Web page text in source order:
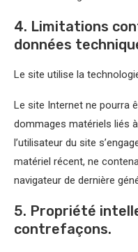
4. Limitations
données
Le site utilise la
Le site Internet ne pourra
dommages matériels liés
l’utilisateur du site
matériel récent, ne
navigateur de dernière
5. Propriété
contrefaçons.